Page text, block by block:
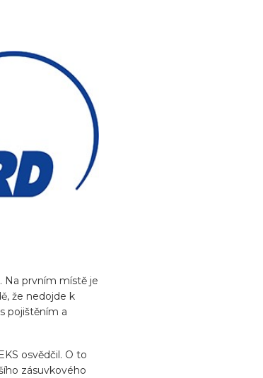
Na prvním místě je
že nedojde k
pojištěním a
osvědčil. O to
zásuvkového